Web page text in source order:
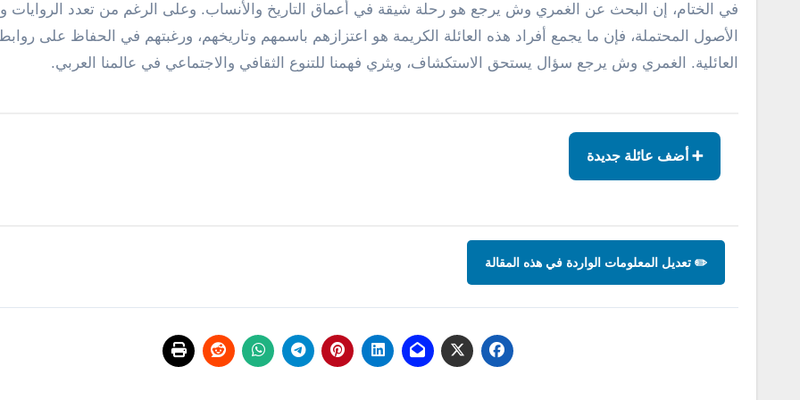
في الختام، إن البحث عن الغمري وش يرجع هو رحلة شيقة في أعماق التاريخ والأنساب. وعلى الرغم من تعدد الروايات
الأصول المحتملة، فإن ما يجمع أفراد هذه العائلة الكريمة هو اعتزازهم باسمهم وتاريخهم، ورغبتهم في الحفاظ على
العائلية. الغمري وش يرجع سؤال يستحق الاستكشاف، ويثري فهمنا للتنوع الثقافي والاجتماعي في عالمنا العربي.
➕ أضف عائلة جديدة
✏️ تعديل المعلومات الواردة في هذه المقالة